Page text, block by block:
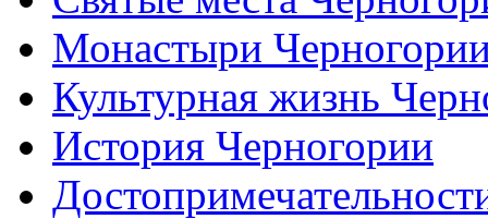
Монастыри
Культурная жизнь
История Черногории